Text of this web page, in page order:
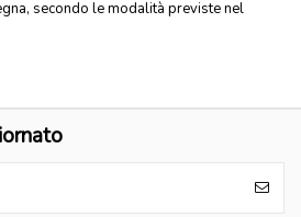
secondo le modalità previste nel